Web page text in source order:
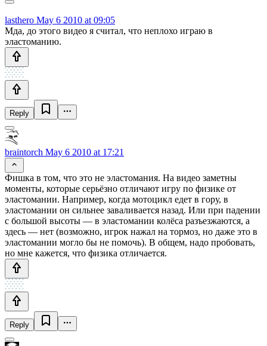
lasthero May 6 2010 at 09:05
Мда, до этого видео я считал, что неплохо играю в
эластоманию.
Reply
braintorch May 6 2010 at 17:21
Фишка в том, что это не эластомания. На видео заметны
моменты, которые серьёзно отличают игру по физике от
эластомании. Например, когда мотоцикл едет в гору, в
эластомании он сильнее заваливается назад. Или при падении
с большой высоты — в эластомании колёса разъезжаются, а
здесь — нет (возможно, игрок нажал на тормоз, но даже это в
эластомании могло бы не помочь). В общем, надо пробовать,
но мне кажется, что физика отличается.
Reply